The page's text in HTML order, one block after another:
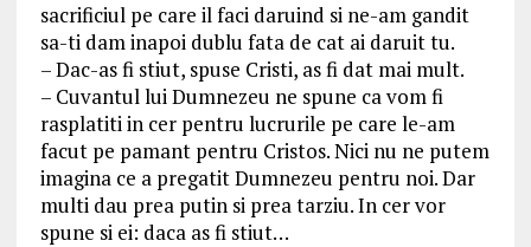
sacrificiul pe care il faci daruind si ne-am gandit
sa-ti dam inapoi dublu fata de cat ai daruit tu.
– Dac-as fi stiut, spuse Cristi, as fi dat mai mult.
– Cuvantul lui Dumnezeu ne spune ca vom fi
rasplatiti in cer pentru lucrurile pe care le-am
facut pe pamant pentru Cristos. Nici nu ne putem
imagina ce a pregatit Dumnezeu pentru noi. Dar
multi dau prea putin si prea tarziu. In cer vor
spune si ei: daca as fi stiut…